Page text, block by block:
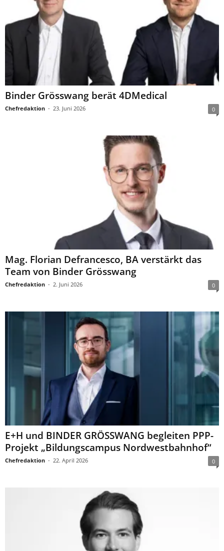
Binder Grösswang berät 4DMedical
Chefredaktion - 23. Juni 2026 0
Mag. Florian Defrancesco, BA verstärkt das
Team von Binder Grösswang
Chefredaktion - 2. Juni 2026 0
E+H und BINDER GRÖSSWANG begleiten PPP-
Projekt „Bildungscampus Nordwestbahnhof“
Chefredaktion - 22. April 2026 0